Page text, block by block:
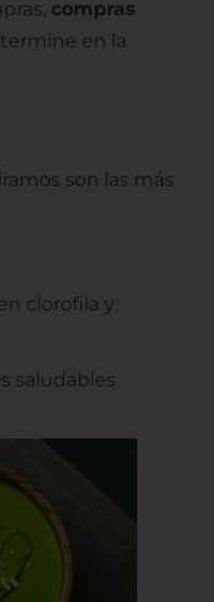
compras
en la
son las más
clorofila y
saludables